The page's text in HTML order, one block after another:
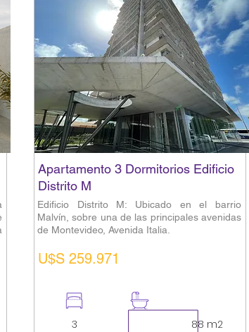
Apartamento 3 Dormitorios Edificio
Distrito M
Edificio Distrito M: Ubicado en el barrio
Malvín, sobre una de las principales avenidas
de Montevideo, Avenida Italia.
U$S 259.971
3
88 m2